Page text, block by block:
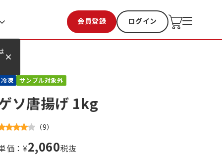
会員登録 ログイン
お気に入り 過去購入
冷凍 サンプル対象外
ソ唐揚げ 1kg
（9）
価：¥2,060税抜